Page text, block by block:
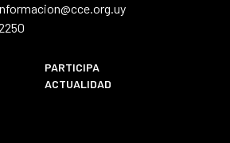
PARTICIPA
ACTUALIDAD